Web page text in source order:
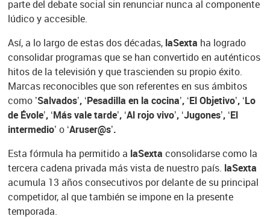
parte del debate social sin renunciar nunca al componente
lúdico y accesible.
Así, a lo largo de estas dos décadas, laSexta ha logrado
consolidar programas que se han convertido en auténticos
hitos de la televisión y que trascienden su propio éxito.
Marcas reconocibles que son referentes en sus ámbitos
como ’Salvados’, ‘Pesadilla en la cocina’, ‘El Objetivo’, ‘Lo
de Évole’, ‘Más vale tarde’, ‘Al rojo vivo’, ‘Jugones’, ‘El
intermedio’ o‘Aruser@s’.
Esta fórmula ha permitido a laSexta consolidarse como la
tercera cadena privada más vista de nuestro país. laSexta
acumula 13 años consecutivos por delante de su principal
competidor, al que también se impone en la presente
temporada.